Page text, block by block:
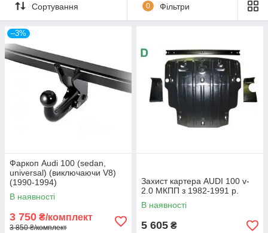
Сортування 0 Фільтри
–3%
Фаркоп Audi 100 (sedan,
universal) (виключаючи V8)
(1990-1994)
В наявності
3 750 ₴/комплект
3 850 ₴/комплект
Захист картера AUDI 100 v-
2.0 МКПП з 1982-1991 р.
В наявності
5 605 ₴